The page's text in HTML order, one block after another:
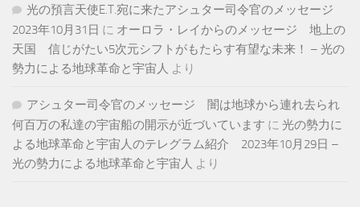
光の預言天使E.T.宛に来たアシュター司令官のメッセージ
2023年10月31日 に オーロラ・レイからのメッセージ 地上の
天国 信じがたい5次元シフトがもたらす有望な未来！ – 光の
勢力による地球革命と宇宙人 より
アシュター司令官のメッセージ 闇は地球から連れ去られ
何百万の私達の宇宙船の開示が近づいています に 光の勢力に
よる地球革命と宇宙人のテレグラム紹介 2023年10月29日 –
光の勢力による地球革命と宇宙人 より